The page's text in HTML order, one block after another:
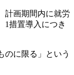
計画期間内に就労
1措置導入につき
のに限る」という